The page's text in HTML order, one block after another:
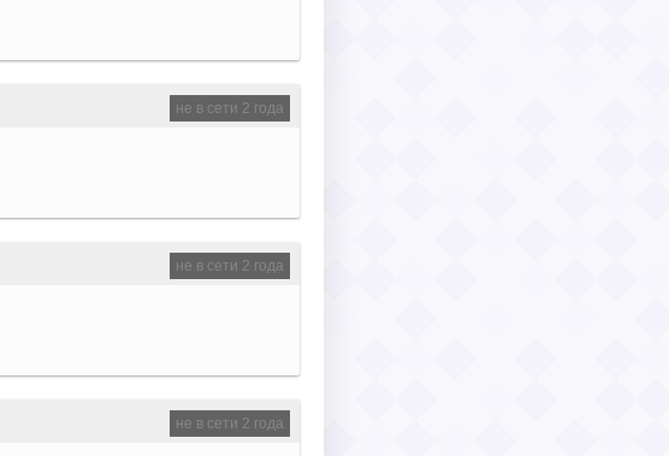
не в сети 2 года
не в сети 2 года
не в сети 2 года